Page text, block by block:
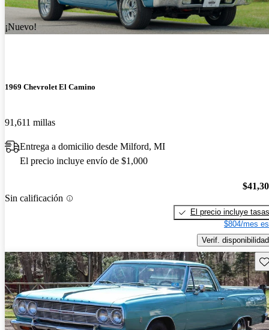
¡Nuevo!
1969 Chevrolet El Camino
91,611 millas
Entrega a domicilio desde Milford, MI
El precio incluye envío de $1,000
Sin calificación
El precio incluye tasas
$804/mes
Verif. disponibilidad